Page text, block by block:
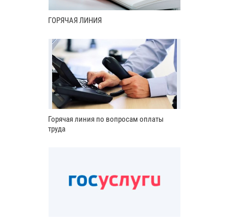
ГОРЯЧАЯ ЛИНИЯ
Горячая линия по вопросам оплаты
труда